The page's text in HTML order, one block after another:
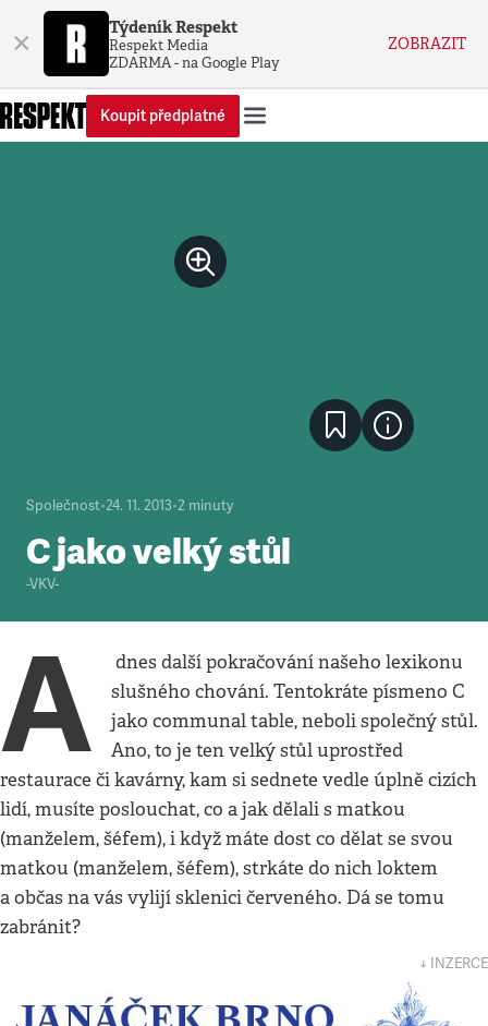
× Týdeník Respekt
Respekt Media
ZDARMA - na Google Play
ZOBRAZIT
Koupit předplatné
Společnost•24. 11. 2013•2 minuty
C jako velký stůl
-VKV-
A
dnes další pokračování našeho lexikonu
slušného chování. Tentokráte písmeno C
jako communal table, neboli společný stůl.
Ano, to je ten velký stůl uprostřed
restaurace či kavárny, kam si sednete vedle úplně cizích
lidí, musíte poslouchat, co a jak dělali s matkou
(manželem, šéfem), i když máte dost co dělat se svou
matkou (manželem, šéfem), strkáte do nich loktem
a občas na vás vylijí sklenici červeného. Dá se tomu
zabránit?
↓ INZERCE